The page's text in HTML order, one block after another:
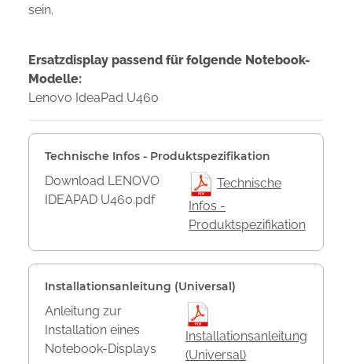
sein.
Ersatzdisplay passend für folgende Notebook-
Modelle:
Lenovo IdeaPad U460
Technische Infos - Produktspezifikation
Download LENOVO
IDEAPAD U460.pdf
Technische
Infos -
Produktspezifikation
Installationsanleitung (Universal)
Anleitung zur
Installation eines
Notebook-Displays
Installationsanleitung
(Universal)